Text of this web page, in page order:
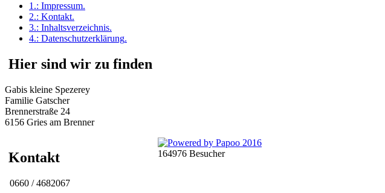
1.: Impressum.
2.: Kontakt.
3.: Inhaltsverzeichnis.
4.: Datenschutzerklärung.
Hier sind wir zu finden
Gabis kleine Spezerey
Familie Gatscher
Brennerstraße 24
6156 Gries am Brenner
Kontakt
0660 / 4682067
164976 Besucher